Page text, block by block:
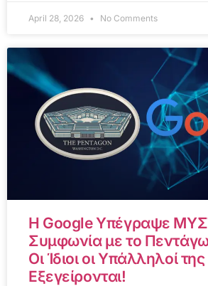
April 28, 2026 No Comments
Η Google Υπέγραψε
Συμφωνία με το
Οι Ίδιοι οι Υπάλληλοί της
Εξεγείρονται!